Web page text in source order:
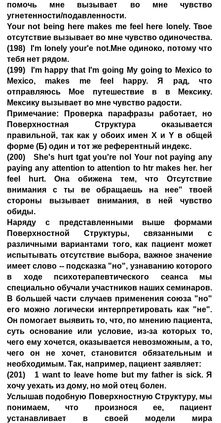
помочь мне вызывает во мне чувство
угнетенности/подавленности.
Your not being here makes me feel here lonely. Твое
отсутствие вызывает во мне чувство одиночества.
(198) I'm lonely your'e not.Мне одиноко, потому что
тебя нет рядом.
(199) I'm happy that I'm going My going to Mexico to
Mexico, makes me feel happy. Я рад, что
отправляюсь Мое путешествие в в Мексику.
Мексику вызывает во мне чувство радости.
Примечание: Проверка парафразы работает, но
Поверхностная Структура оказывается
правильной, так как у обоих имен X и Y в общей
форме (Б) один и тот же референтный индекс.
(200) She's hurt tgat you're nol Your not paying any
paying any attention to attention to htr makes her. her
feel hurt. Она обижена тем, что Отсутствие
внимания с ты ве обращаешь на нее" твоей
стороны вызывает внимания, в ней чувство
обиды.
Наряду с представленными выше формами
Поверхностной Структуры, связанными с
различными вариантами того, как пациент может
испытывать отсутствие выбора, важное значение
имеет слово -- подсказка "но", узнаванию которого
в ходе психотерапевтического сеанса мы
специально обучали участников наших семинаров.
В большей части случаев применения союза "но"
его можно логически интерпретировать как "не".
Он помогает выявить то, что, по мнению пациента,
суть основание или условие, из-за которых то,
чего ему хочется, оказывается невозможным, а то,
чего он не хочет, становится обязательным и
необходимым. Так, например, пациент заявляет:
(201) 1 want to leave home but my father is sick. Я
хочу уехать из дому, но мой отец болен.
Услышав подобную Поверхностную Структуру, мы
понимаем, что произнося ее, пациент
устанавливает в своей модели мира